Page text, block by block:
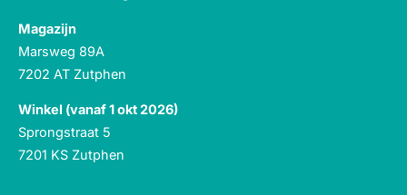
Magazijn
Marsweg 89A
7202 AT Zutphen
Winkel (vanaf 1 okt 2026)
Sprongstraat 5
7201 KS Zutphen